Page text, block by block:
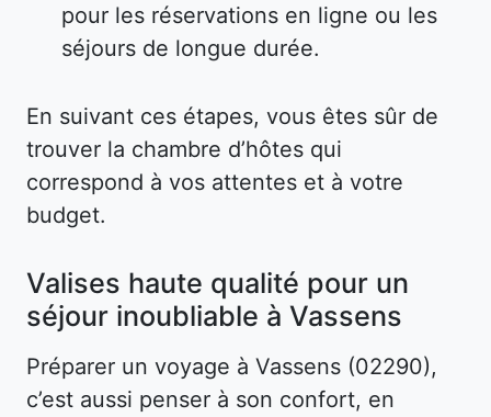
pour les réservations en ligne ou les
séjours de longue durée.
En suivant ces étapes, vous êtes sûr de
trouver la chambre d’hôtes qui
correspond à vos attentes et à votre
budget.
Valises haute qualité pour un
séjour inoubliable à Vassens
Préparer un voyage à Vassens (02290),
c’est aussi penser à son confort, en